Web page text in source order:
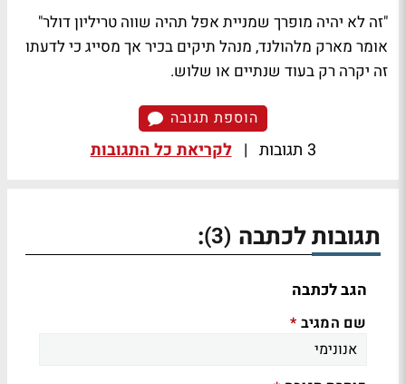
"זה לא יהיה מופרך שמניית אפל תהיה שווה טריליון דולר"
אומר מארק מלהולנד, מנהל תיקים בכיר אך מסייג כי לדעתו
זה יקרה רק בעוד שנתיים או שלוש.
הוספת תגובה
3 תגובות | לקריאת כל התגובות
תגובות לכתבה (3)
:
הגב לכתבה
שם המגיב *